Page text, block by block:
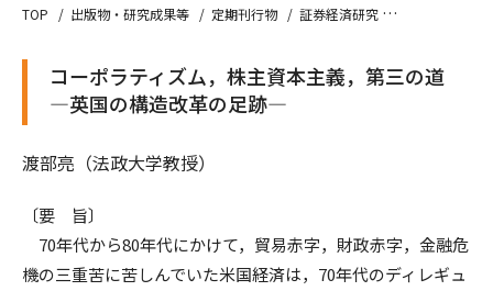
TOP 出版物・研究成果等 定期刊行物 証券経済研究
コーポラティズム，株主資本主義，第三の道
―英国の構造改革の足跡―
渡部亮（法政大学教授）
〔要 旨〕
70年代から80年代にかけて，貿易赤字，財政赤字，金融危
機の三重苦に苦しんでいた米国経済は，70年代のディレギュ